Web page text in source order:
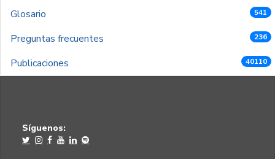
Glosario 541
Preguntas frecuentes 236
Publicaciones 40110
Síguenos: